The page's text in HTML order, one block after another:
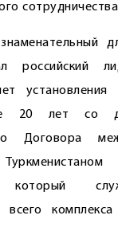
российский
установления
20 лет со
Договора
который
комплекса